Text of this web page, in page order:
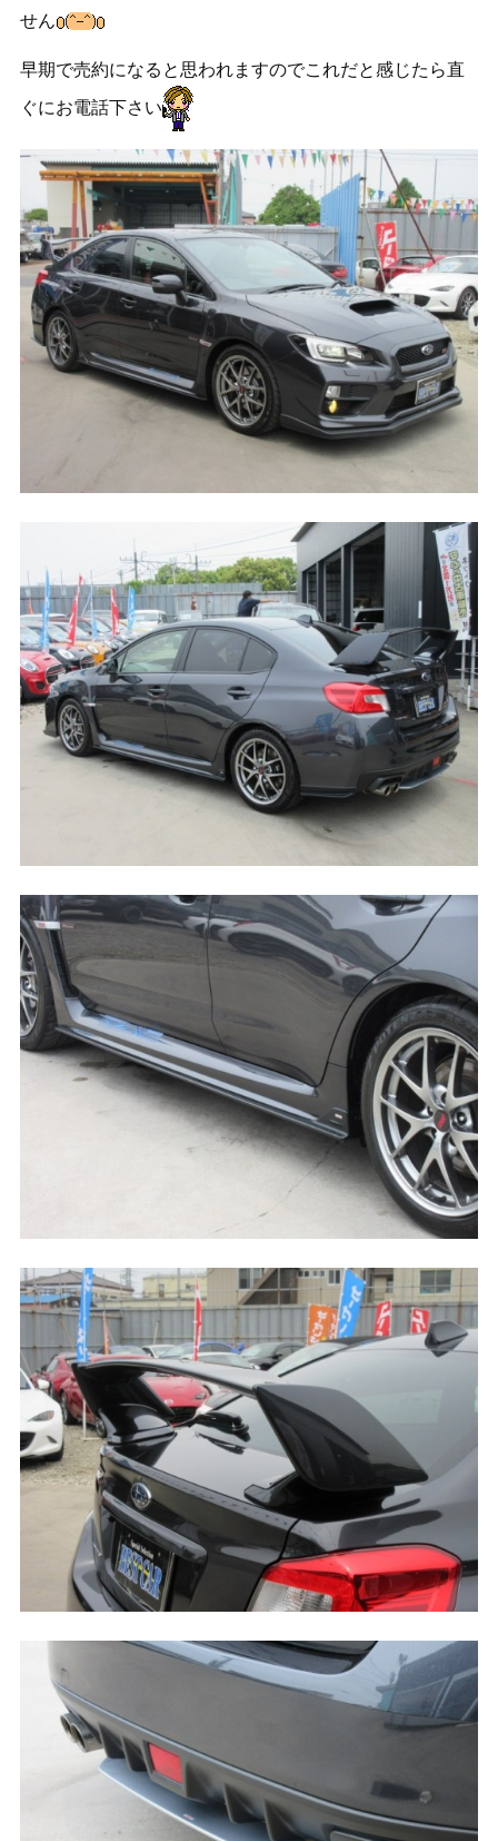
せん
早期で売約になると思われますのでこれだと感じたら直
ぐにお電話下さい